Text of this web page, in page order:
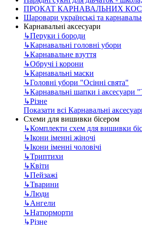
ПРОКАТ КАРНАВАЛЬНИХ
Шаровари українські та
Карнавальні аксесуари
↳Перуки і бороди
↳Карнавальні головні убори
↳Карнавальне взуття
↳Обручі і корони
↳Карнавальні маски
↳Головні убори "Осінні свята"
↳Карнавальні шапки і аксесуари
↳Різне
Показати всі Карнавальні
Схеми для вишивки бісером
↳Комплекти схем для вишивки
↳Ікони іменні жіночі
↳Ікони іменні чоловічі
↳Триптихи
↳Квіти
↳Пейзажі
↳Тварини
↳Люди
↳Ангели
↳Натюрморти
↳Різне